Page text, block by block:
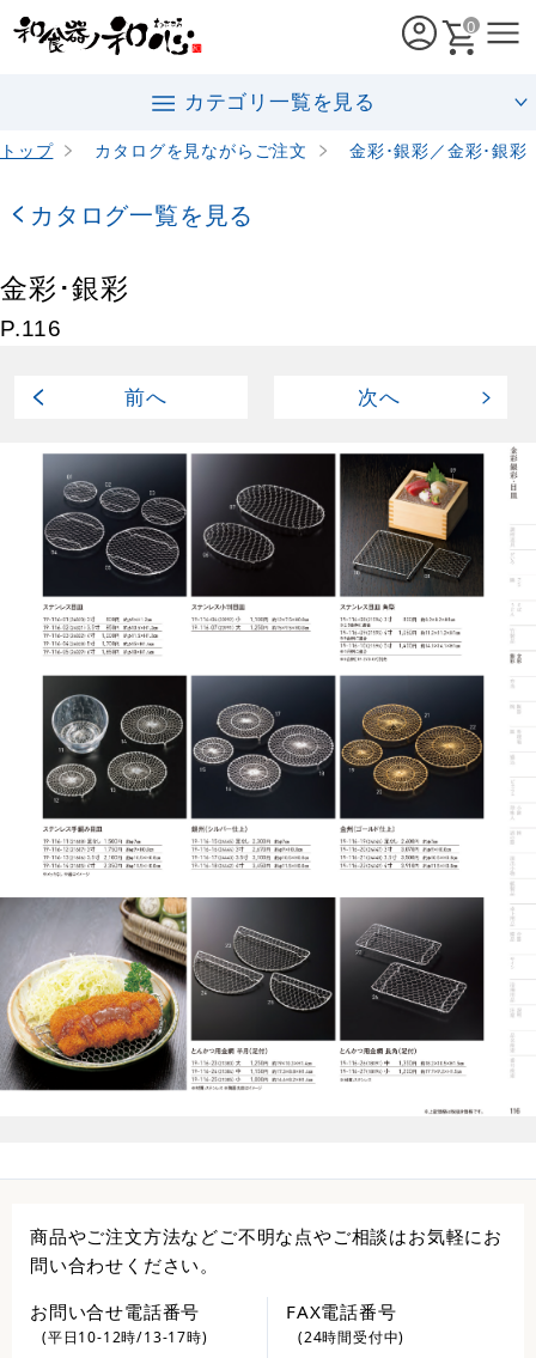
0
カテゴリ一覧を見る
トップ カタログを見ながらご注文 金彩･銀彩／金彩･銀彩
カタログ一覧を見る
金彩･銀彩
P.116
前へ 次へ
商品やご注文方法などご不明な点やご相談はお気軽にお
問い合わせください。
お問い合せ電話番号
(平日10-12時/13-17時)
FAX電話番号
(24時間受付中)